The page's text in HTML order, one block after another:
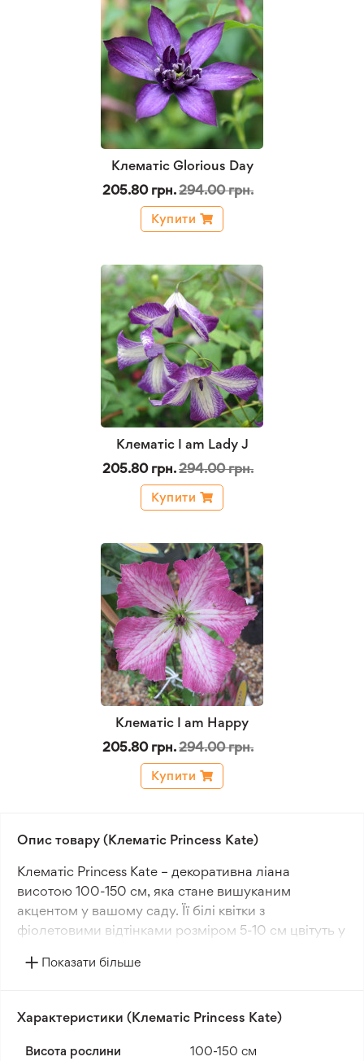
Клематіс Glorious Day
205.80 грн. 294.00 грн.
Купити
Клематіс I am Lady J
205.80 грн. 294.00 грн.
Купити
Клематіс I am Happy
205.80 грн. 294.00 грн.
Купити
Опис товару (Клематіс Princess Kate)
Клематіс Princess Kate – декоративна ліана
висотою 100-150 см, яка стане вишуканим
акцентом у вашому саду. Її білі квітки з
фіолетовими відтінками розміром 5-10 см цвітуть у
садовому дизайну. Зелене листя надає рослині
Цей сорт добре адаптується до помірного клімату
і південних регіонів. Клематіс Princess Kate
Показати більше
Характеристики (Клематіс Princess Kate)
Висота рослини
100-150 cм